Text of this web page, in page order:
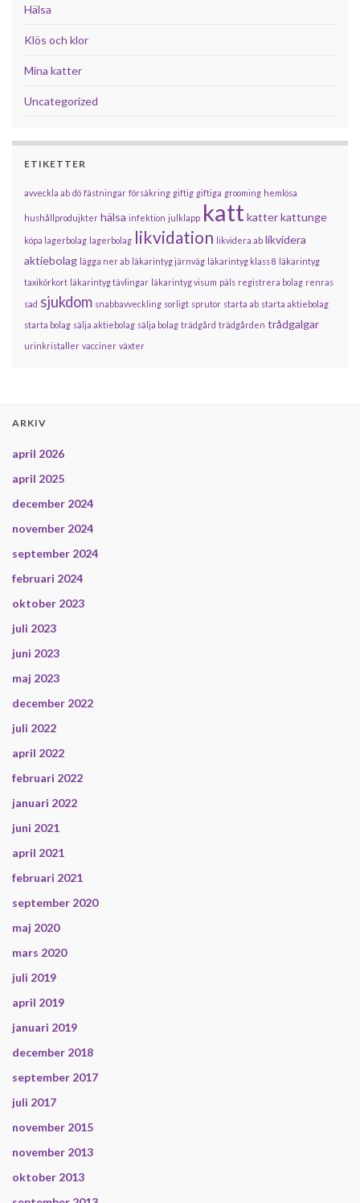
Hälsa
Klös och klor
Mina katter
Uncategorized
ETIKETTER
avveckla ab dö fästningar försäkring giftig giftiga grooming hemlösa
hushållprodujkter hälsa infektion julklapp kattkatterkattunge
köpa lagerbolag lagerbolag likvidation likvidera ab likvidera
aktiebolag lägga ner ab läkarintyg järnväg läkarintyg klass 8 läkarintyg
taxikörkort läkarintyg tävlingar läkarintyg visum päls registrera bolag renras
sad sjukdom snabbavveckling sorligt sprutor starta ab starta aktiebolag
starta bolag sälja aktiebolag sälja bolag trädgård trädgården trådgalgar
urinkristaller vacciner växter
ARKIV
april 2026
april 2025
december 2024
november 2024
september 2024
februari 2024
oktober 2023
juli 2023
juni 2023
maj 2023
december 2022
juli 2022
april 2022
februari 2022
januari 2022
juni 2021
april 2021
februari 2021
september 2020
maj 2020
mars 2020
juli 2019
april 2019
januari 2019
december 2018
september 2017
juli 2017
november 2015
november 2013
oktober 2013